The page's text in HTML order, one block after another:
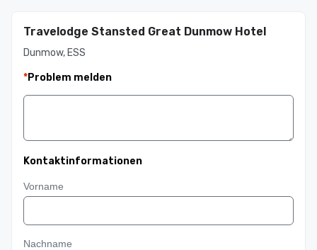
Travelodge Stansted Great Dunmow Hotel
Dunmow, ESS
*Problem melden
Kontaktinformationen
Vorname
Nachname